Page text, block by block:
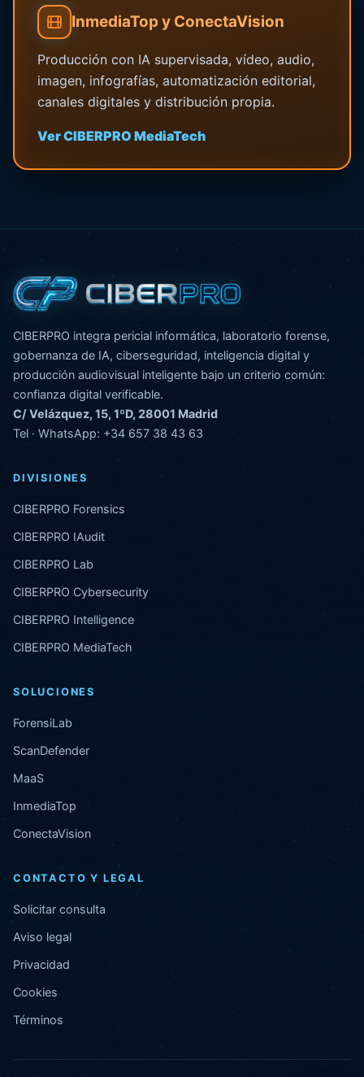
InmediaTop y ConectaVision
Producción con IA supervisada, vídeo, audio,
imagen, infografías, automatización editorial,
canales digitales y distribución propia.
Ver CIBERPRO MediaTech
CIBERPRO integra pericial informática, laboratorio forense,
gobernanza de IA, ciberseguridad, inteligencia digital y
producción audiovisual inteligente bajo un criterio común:
confianza digital verificable.
C/ Velázquez, 15, 1ºD, 28001 Madrid
Tel · WhatsApp: +34 657 38 43 63
DIVISIONES
CIBERPRO Forensics
CIBERPRO IAudit
CIBERPRO Lab
CIBERPRO Cybersecurity
CIBERPRO Intelligence
CIBERPRO MediaTech
SOLUCIONES
ForensiLab
ScanDefender
MaaS
InmediaTop
ConectaVision
CONTACTO Y LEGAL
Solicitar consulta
Aviso legal
Privacidad
Cookies
Términos